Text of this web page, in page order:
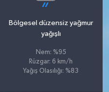
Bölgesel düzensiz yağmur
yağışlı
Nem: %95
Rüzgar: 6 km/h
Yağış Olasılığı: %83